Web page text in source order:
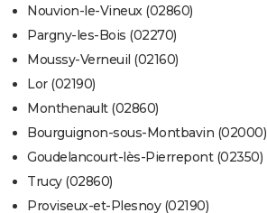
Nouvion-le-Vineux (02860)
Pargny-les-Bois (02270)
Moussy-Verneuil (02160)
Lor (02190)
Monthenault (02860)
Bourguignon-sous-Montbavin (02000)
Goudelancourt-lès-Pierrepont (02350)
Trucy (02860)
Proviseux-et-Plesnoy (02190)